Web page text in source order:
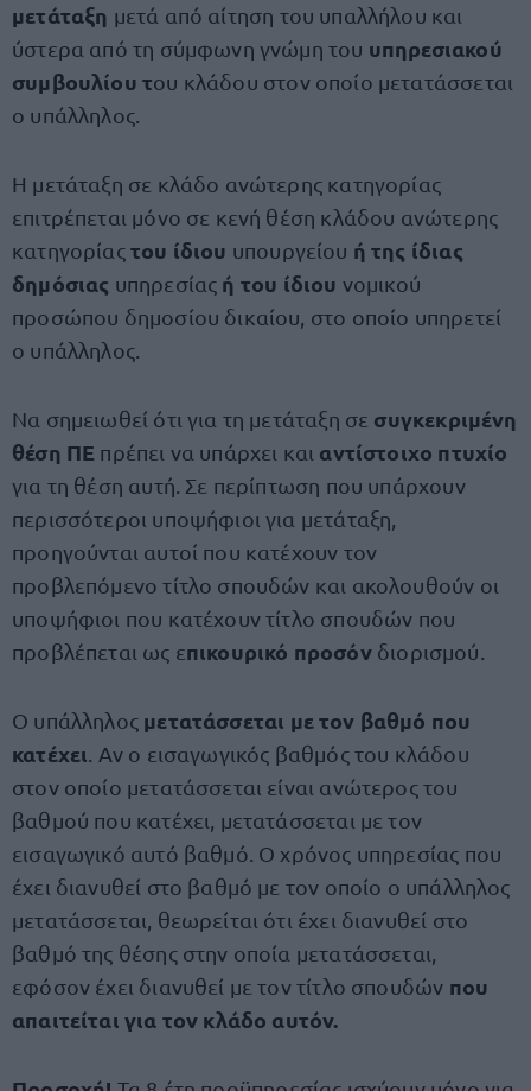
μετάταξη μετά από αίτηση του υπαλλήλου και
ύστερα από τη σύμφωνη γνώμη του υπηρεσιακού
συμβουλίου του κλάδου στον οποίο μετατάσσεται
ο υπάλληλος.
Η μετάταξη σε κλάδο ανώτερης κατηγορίας
επιτρέπεται μόνο σε κενή θέση κλάδου ανώτερης
κατηγορίαςτου ίδιου υπουργείου ή της ίδιας
δημόσιας υπηρεσίας ή του ίδιου νομικού
προσώπου δημοσίου δικαίου, στο οποίο υπηρετεί
ο υπάλληλος.
Να σημειωθεί ότι για τη μετάταξη σε συγκεκριμένη
θέση ΠΕ πρέπει να υπάρχει και αντίστοιχο πτυχίο
για τη θέση αυτή. Σε περίπτωση που υπάρχουν
περισσότεροι υποψήφιοι για μετάταξη,
προηγούνται αυτοί που κατέχουν τον
προβλεπόμενο τίτλο σπουδών και ακολουθούν οι
υποψήφιοι που κατέχουν τίτλο σπουδών που
προβλέπεται ως επικουρικό προσόνδιορισμού.
Ο υπάλληλος μετατάσσεται με τον βαθμό που
κατέχει . Αν ο εισαγωγικός βαθμός του κλάδου
στον οποίο μετατάσσεται είναι ανώτερος του
βαθμού που κατέχει, μετατάσσεται με τον
εισαγωγικό αυτό βαθμό. Ο χρόνος υπηρεσίας που
έχει διανυθεί στο βαθμό με τον οποίο ο υπάλληλος
μετατάσσεται, θεωρείται ότι έχει διανυθεί στο
βαθμό της θέσης στην οποία μετατάσσεται,
εφόσον έχει διανυθεί με τον τίτλο σπουδών που
απαιτείται για τον κλάδο αυτόν.